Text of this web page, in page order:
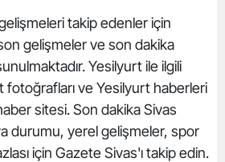
takip edenler için
gelişmeler ve son dakika
Yesilyurt ile ilgili
ve Yesilyurt haberleri
sitesi. Son dakika Sivas
durumu, yerel gelişmeler, spor
için Gazete Sivas'ı takip edin.